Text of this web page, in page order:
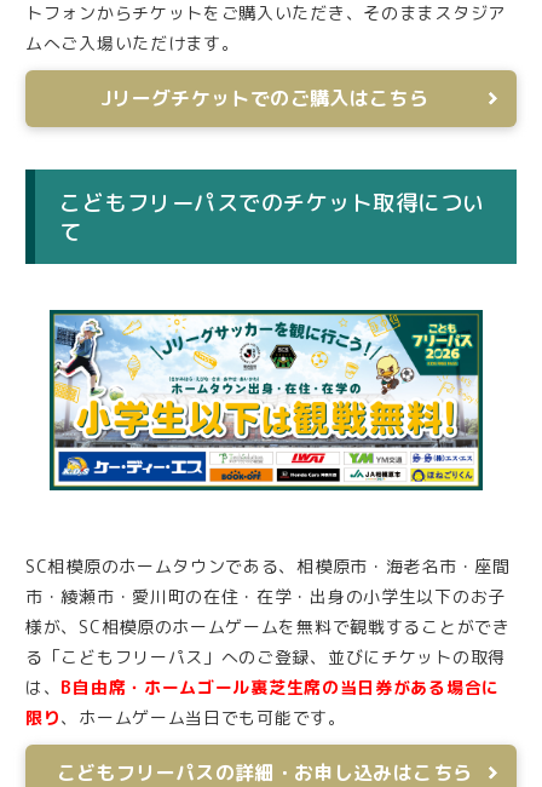
トフォンからチケットをご購入いただき、そのままスタジア
ムへご入場いただけます。
Jリーグチケットでのご購入はこちら
こどもフリーパスでのチケット取得につい
て
SC相模原のホームタウンである、相模原市・海老名市・座間
市・綾瀬市・愛川町の在住・在学・出身の小学生以下のお子
様が、SC相模原のホームゲームを無料で観戦することができ
る「こどもフリーパス」へのご登録、並びにチケットの取得
は、 B自由席・ホームゴール裏芝生席の当日券がある場合に
限り、ホームゲーム当日でも可能です。
こどもフリーパスの詳細・お申し込みはこちら